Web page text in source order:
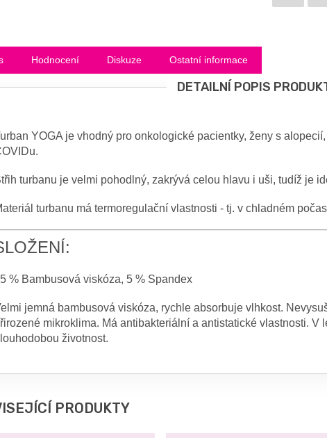
Hodnocení Diskuze Ostatní informace
DETAILNÍ POPIS
YOGA je vhodný pro onkologické pacientky, ženy s
turbanu je velmi pohodlný, zakrývá celou hlavu i uši, tudíž je
turbanu má termoregulační vlastnosti - tj. v chladném
% Bambusová viskóza, 5 % Spandex
jemná bambusová viskóza, rychle absorbuje vlhkost.
mikroklima. Má antibakteriální a antistatické vlastnosti. V
životnost.
PRODUKTY